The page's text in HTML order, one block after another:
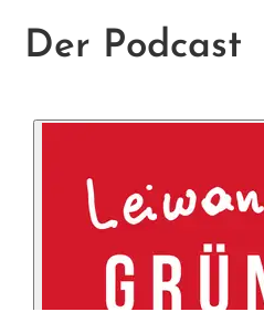
Der Podcast